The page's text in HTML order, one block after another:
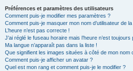
Préférences et paramètres des utilisateurs
Comment puis-je modifier mes paramètres ?
Comment puis-je masquer mon nom d’utilisateur de
L’heure n’est pas correcte !
J’ai réglé le fuseau horaire mais l’heure n’est
Ma langue n’apparaît pas dans la liste !
Que signifient les images situées à côté de mon nom
Comment puis-je afficher un avatar ?
Quel est mon rang et comment puis-je le modifier ?